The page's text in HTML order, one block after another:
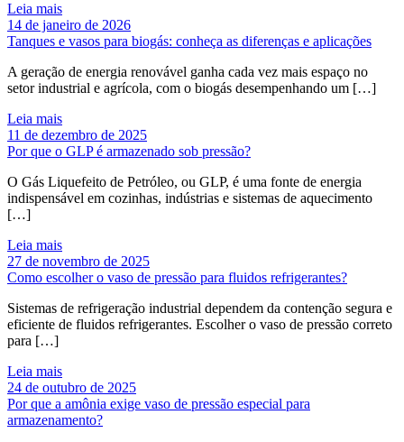
Leia mais
14 de janeiro de 2026
Tanques e vasos para biogás: conheça as diferenças e aplicações
A geração de energia renovável ganha cada vez mais espaço no
setor industrial e agrícola, com o biogás desempenhando um […]
Leia mais
11 de dezembro de 2025
Por que o GLP é armazenado sob pressão?
O Gás Liquefeito de Petróleo, ou GLP, é uma fonte de energia
indispensável em cozinhas, indústrias e sistemas de aquecimento
[…]
Leia mais
27 de novembro de 2025
Como escolher o vaso de pressão para fluidos refrigerantes?
Sistemas de refrigeração industrial dependem da contenção segura e
eficiente de fluidos refrigerantes. Escolher o vaso de pressão correto
para […]
Leia mais
24 de outubro de 2025
Por que a amônia exige vaso de pressão especial para
armazenamento?